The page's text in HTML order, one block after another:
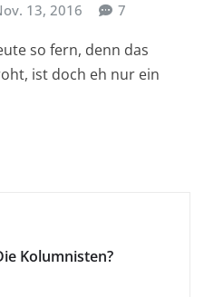
13, 2016 7
so fern, denn das
ist doch eh nur ein
Kolumnisten?